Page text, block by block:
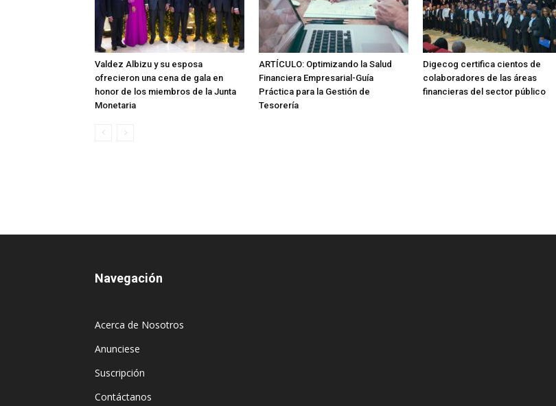
Valdez Albizu y su esposa
ofrecieron una cena de gala en
honor de los miembros de la Junta
Monetaria
ARTÍCULO: Optimizando la Salud
Financiera Empresarial-Guía
Práctica para la Gestión de
Tesorería
Digecog certifica cientos de
colaboradores de las áreas
financieras del sector público
Navegación
Acerca de Nosotros
Anunciese
Suscripción
Contáctanos